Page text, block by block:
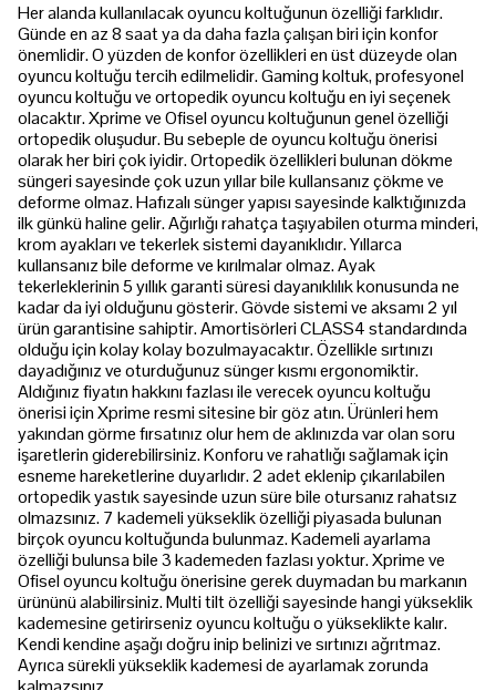
Her alanda kullanılacak oyuncu koltuğunun özelliği farklıdır.
Günde en az 8 saat ya da daha fazla çalışan biri için konfor
önemlidir. O yüzden de konfor özellikleri en üst düzeyde olan
oyuncu koltuğu tercih edilmelidir. Gaming koltuk, profesyonel
oyuncu koltuğu ve ortopedik oyuncu koltuğu en iyi seçenek
olacaktır. Xprime ve Ofisel oyuncu koltuğunun genel özelliği
ortopedik oluşudur. Bu sebeple de oyuncu koltuğu önerisi
olarak her biri çok iyidir. Ortopedik özellikleri bulunan dökme
süngeri sayesinde çok uzun yıllar bile kullansanız çökme ve
deforme olmaz. Hafızalı sünger yapısı sayesinde kalktığınızda
ilk günkü haline gelir. Ağırlığı rahatça taşıyabilen oturma minderi,
krom ayakları ve tekerlek sistemi dayanıklıdır. Yıllarca
kullansanız bile deforme ve kırılmalar olmaz. Ayak
tekerleklerinin 5 yıllık garanti süresi dayanıklılık konusunda ne
kadar da iyi olduğunu gösterir. Gövde sistemi ve aksamı 2 yıl
ürün garantisine sahiptir. Amortisörleri CLASS4 standardında
olduğu için kolay kolay bozulmayacaktır. Özellikle sırtınızı
dayadığınız ve oturduğunuz sünger kısmı ergonomiktir.
Aldığınız fiyatın hakkını fazlası ile verecek oyuncu koltuğu
önerisi için Xprime resmi sitesine bir göz atın. Ürünleri hem
yakından görme fırsatınız olur hem de aklınızda var olan soru
işaretlerin giderebilirsiniz. Konforu ve rahatlığı sağlamak için
esneme hareketlerine duyarlıdır. 2 adet eklenip çıkarılabilen
ortopedik yastık sayesinde uzun süre bile otursanız rahatsız
olmazsınız. 7 kademeli yükseklik özelliği piyasada bulunan
birçok oyuncu koltuğunda bulunmaz. Kademeli ayarlama
özelliği bulunsa bile 3 kademeden fazlası yoktur. Xprime ve
Ofisel oyuncu koltuğu önerisine gerek duymadan bu markanın
ürününü alabilirsiniz. Multi tilt özelliği sayesinde hangi yükseklik
kademesine getirirseniz oyuncu koltuğu o yükseklikte kalır.
Kendi kendine aşağı doğru inip belinizi ve sırtınızı ağrıtmaz.
Ayrıca sürekli yükseklik kademesi de ayarlamak zorunda